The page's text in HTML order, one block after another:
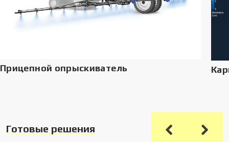
Прицепной опрыскиватель
Готовые решения